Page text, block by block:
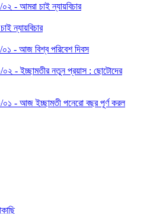
০২ - আমরা চাই ন্যায়বিচার
ন্যায়বিচার
০১ - আজ বিশ্ব পরিবেশ দিবস
০২ - ইচ্ছামতীর নতুন প্রয়াস : ছোটোদের
০১ - আজ ইচ্ছামতী পনেরো বছর পূর্ণ করল